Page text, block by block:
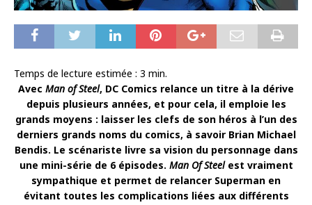
Temps de lecture estimée : 3 min.
Avec Man of Steel, DC Comics relance un titre à la dérive
depuis plusieurs années, et pour cela, il emploie les
grands moyens : laisser les clefs de son héros à l’un des
derniers grands noms du comics, à savoir Brian Michael
Bendis. Le scénariste livre sa vision du personnage dans
une mini-série de 6 épisodes. Man Of Steelest vraiment
sympathique et permet de relancer Superman en
évitant toutes les complications liées aux différents